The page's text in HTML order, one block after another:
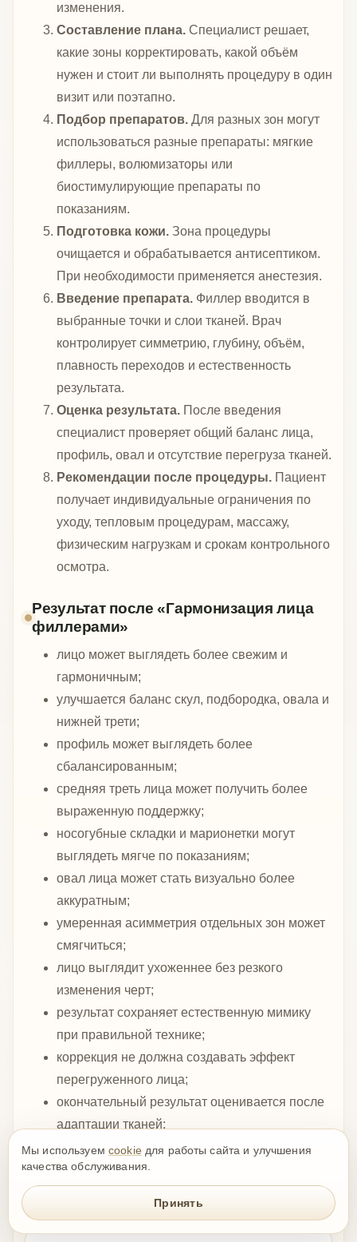
изменения.
Составление плана. Специалист решает,
какие зоны корректировать, какой объём
нужен и стоит ли выполнять процедуру в один
визит или поэтапно.
Подбор препаратов. Для разных зон могут
использоваться разные препараты: мягкие
филлеры, волюмизаторы или
биостимулирующие препараты по
показаниям.
Подготовка кожи. Зона процедуры
очищается и обрабатывается антисептиком.
При необходимости применяется анестезия.
Введение препарата. Филлер вводится в
выбранные точки и слои тканей. Врач
контролирует симметрию, глубину, объём,
плавность переходов и естественность
результата.
Оценка результата. После введения
специалист проверяет общий баланс лица,
профиль, овал и отсутствие перегруза тканей.
Рекомендации после процедуры. Пациент
получает индивидуальные ограничения по
уходу, тепловым процедурам, массажу,
физическим нагрузкам и срокам контрольного
осмотра.
Результат после «Гармонизация лица
филлерами»
лицо может выглядеть более свежим и
гармоничным;
улучшается баланс скул, подбородка, овала и
нижней трети;
профиль может выглядеть более
сбалансированным;
средняя треть лица может получить более
выраженную поддержку;
носогубные складки и марионетки могут
выглядеть мягче по показаниям;
овал лица может стать визуально более
аккуратным;
умеренная асимметрия отдельных зон может
смягчиться;
лицо выглядит ухоженнее без резкого
изменения черт;
результат сохраняет естественную мимику
при правильной технике;
коррекция не должна создавать эффект
перегруженного лица;
окончательный результат оценивается после
адаптации тканей;
эффект зависит от выбранных препаратов,
зон, объёма и индивидуальных особенностей
Мы используем cookieдля работы сайта и улучшения
качества обслуживания.
Принять